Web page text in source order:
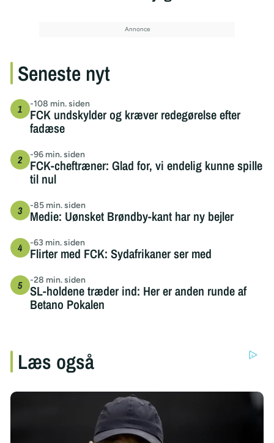
Seneste nyt
-108 min. siden
FCK undskylder og kræver redegørelse efter
fadæse
-96 min. siden
FCK-cheftræner: Glad for, vi endelig kunne spille
til nul
-85 min. siden
Medie: Uønsket Brøndby-kant har ny bejler
-63 min. siden
Flirter med FCK: Sydafrikaner ser med
-28 min. siden
SL-holdene træder ind: Her er anden runde af
Betano Pokalen